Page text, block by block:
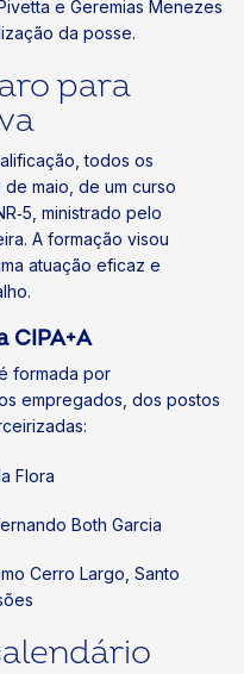
e Geremias Menezes
da posse.
para
todos os
maio, de um curso
ministrado pelo
A formação visou
atuação eficaz e
CIPA+A
formada por
empregados, dos postos
Flora
Both Garcia
Cerro Largo, Santo